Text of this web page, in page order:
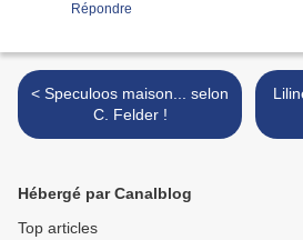
Répondre
< Speculoos maison... selon
C. Felder !
Hébergé par Canalblog
Top articles